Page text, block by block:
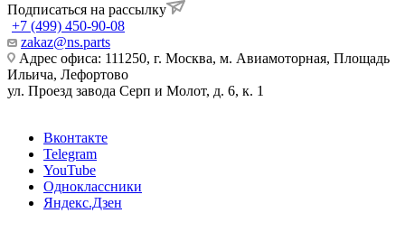
Подписаться на рассылку
+7 (499) 450-90-08
zakaz@ns.parts
Адрес офиса: 111250, г. Москва, м. Авиамоторная, Площадь
Ильича, Лефортово
ул. Проезд завода Серп и Молот, д. 6, к. 1
Вконтакте
Telegram
YouTube
Одноклассники
Яндекс.Дзен